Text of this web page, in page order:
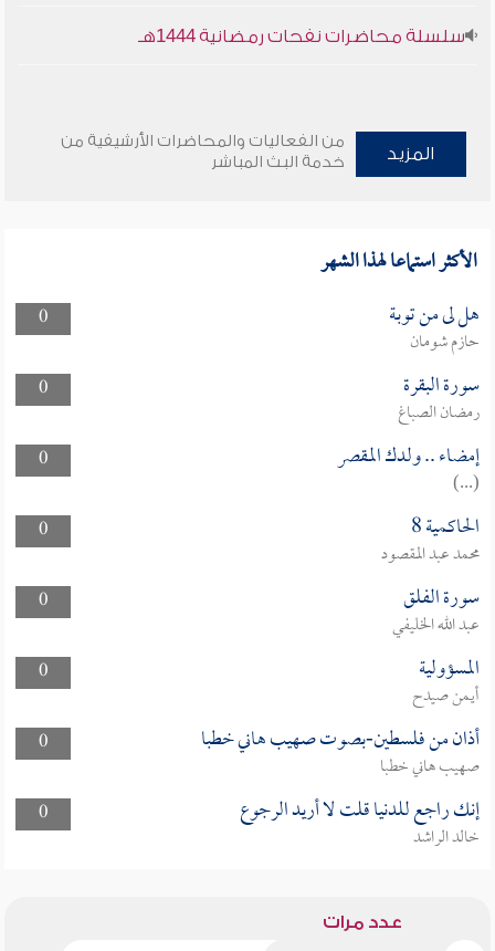
سلسلة محاضرات نفحات رمضانية 1444هـ
المزيد
من الفعاليات والمحاضرات الأرشيفية من
خدمة البث المباشر
الأكثر استماعا لهذا الشهر
0 هل لى من توبة
حازم شومان
0
سورة البقرة
رمضان الصباغ
0
إمضاء .. ولدك المقصر
(...)
0
الحاكمية 8
محمد عبد المقصود
0
سورة الفلق
عبد الله الخليفي
0
المسؤولية
أيمن صيدح
0
أذان من فلسطين-بصوت صهيب هاني خطبا
صهيب هاني خطبا
0
إنك راجع للدنيا قلت لا أريد الرجوع
خالد الراشد
عدد مرات